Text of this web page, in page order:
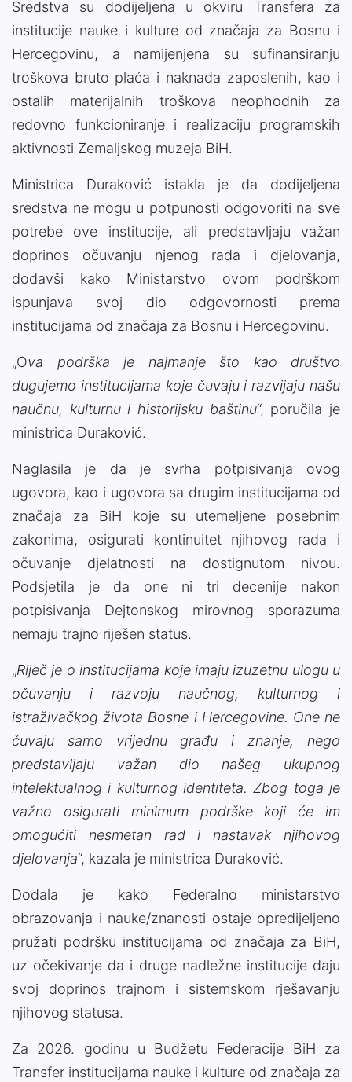
Sredstva su dodijeljena u okviru Transfera za
institucije nauke i kulture od značaja za Bosnu i
Hercegovinu, a namijenjena su sufinansiranju
troškova bruto plaća i naknada zaposlenih, kao i
ostalih materijalnih troškova neophodnih za
redovno funkcioniranje i realizaciju programskih
aktivnosti Zemaljskog muzeja BiH.
Ministrica Duraković istakla je da dodijeljena
sredstva ne mogu u potpunosti odgovoriti na sve
potrebe ove institucije, ali predstavljaju važan
doprinos očuvanju njenog rada i djelovanja,
dodavši kako Ministarstvo ovom podrškom
ispunjava svoj dio odgovornosti prema
institucijama od značaja za Bosnu i Hercegovinu.
„Ova podrška je najmanje što kao društvo
dugujemo institucijama koje čuvaju i razvijaju našu
naučnu, kulturnu i historijsku baštinu“, poručila je
ministrica Duraković.
Naglasila je da je svrha potpisivanja ovog
ugovora, kao i ugovora sa drugim institucijama od
značaja za BiH koje su utemeljene posebnim
zakonima, osigurati kontinuitet njihovog rada i
očuvanje djelatnosti na dostignutom nivou.
Podsjetila je da one ni tri decenije nakon
potpisivanja Dejtonskog mirovnog sporazuma
nemaju trajno riješen status.
„Riječ je o institucijama koje imaju izuzetnu ulogu u
očuvanju i razvoju naučnog, kulturnog i
istraživačkog života Bosne i Hercegovine. One ne
čuvaju samo vrijednu građu i znanje, nego
predstavljaju važan dio našeg ukupnog
intelektualnog i kulturnog identiteta. Zbog toga je
važno osigurati minimum podrške koji će im
omogućiti nesmetan rad i nastavak njihovog
djelovanja“, kazala je ministrica Duraković.
Dodala je kako Federalno ministarstvo
obrazovanja i nauke/znanosti ostaje opredijeljeno
pružati podršku institucijama od značaja za BiH,
uz očekivanje da i druge nadležne institucije daju
svoj doprinos trajnom i sistemskom rješavanju
njihovog statusa.
Za 2026. godinu u Budžetu Federacije BiH za
Transfer institucijama nauke i kulture od značaja za